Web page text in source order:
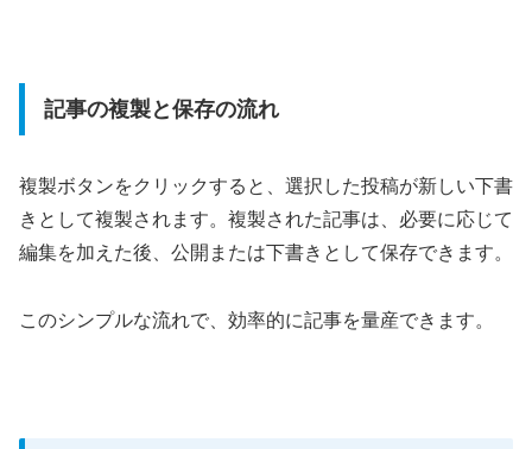
記事の複製と保存の流れ
複製ボタンをクリックすると、選択した投稿が新しい下書
きとして複製されます。複製された記事は、必要に応じて
編集を加えた後、公開または下書きとして保存できます。
このシンプルな流れで、効率的に記事を量産できます。